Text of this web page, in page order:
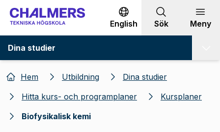
Gå till innehållet
English Sök Meny
Dina studier
Hem Utbildning
Dina studier
Hitta kurs- och programplaner
Kursplaner
Biofysikalisk kemi